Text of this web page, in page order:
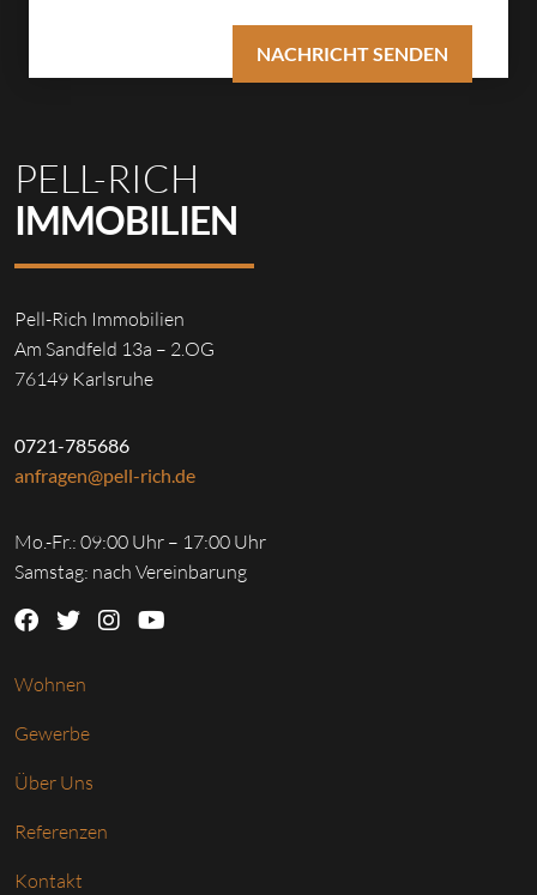
PELL-RICH
IMMOBILIEN
Pell-Rich Immobilien
Am Sandfeld 13a – 2.OG
76149 Karlsruhe
0721-785686
anfragen@pell-rich.de
Mo.-Fr.: 09:00 Uhr – 17:00 Uhr
Samstag: nach Vereinbarung
Wohnen
Gewerbe
Über Uns
Referenzen
Kontakt